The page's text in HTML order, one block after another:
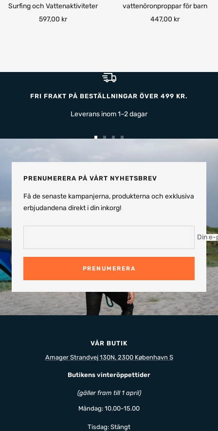
Surfing och Vattenaktiviteter
Rea-
597,00 kr
vattenöronproppar för barn
Rea-
447,00 kr
FRI FRAKT PÅ BESTÄLLNINGAR ÖVER 499 KR.
Leverans inom 1–2 dagar
1
2 3 4
PRENUMERERA PÅ VÅRT NYHETSBREV
Få de senaste kampanjerna, produkterna och exklusiva
erbjudandena direkt i din inkorg!
Din e-
PRENUMERERA
VÅR BUTIK
Amager Strandvej 130N, 2300 København S
Butikens vinteröppettider
(gäller fram till 1 april)
Måndag: 10.00-15.00
Tisdag: Stängt